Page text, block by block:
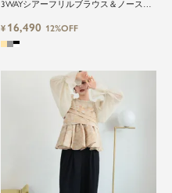
3WAYシアーフリルブラウス＆ノースリ
レス
¥ 16,490 12%OFF